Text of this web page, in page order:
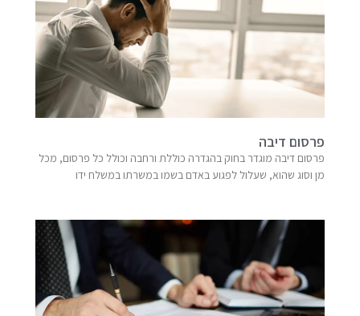
פרסום דיבה
פרסום דיבה מוגדר בחוק בהגדרה כוללת ורחבה וכולל כל פרסום, מכל
מן וסוג שהוא, שעלול לפגוע באדם בשמו במשרתו במשלח ידו